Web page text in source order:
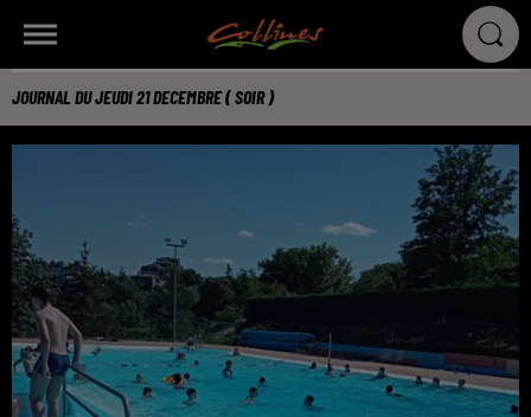
JOURNAL DU JEUDI 21 DECEMBRE ( SOIR )